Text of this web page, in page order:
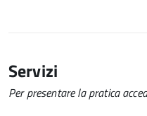
Servizi
Per presentare la pratica